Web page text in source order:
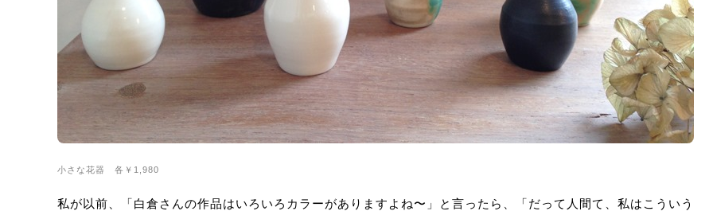
小さな花器 各￥1,980
私が以前、「白倉さんの作品はいろいろカラーがありますよね〜」と言ったら、「だって人間て、私はこういう